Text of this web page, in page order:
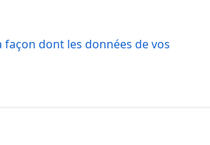
façon dont les données de vos